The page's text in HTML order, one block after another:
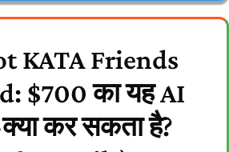
KATA Friends
$700 का यह AI
क्या कर सकता है?